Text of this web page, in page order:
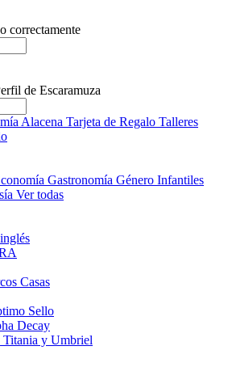
correctamente
Alacena Tarjeta de Regalo Talleres
Gastronomía Género Infantiles
Ver todas
Casas
Sello
Decay
Titania y Umbriel